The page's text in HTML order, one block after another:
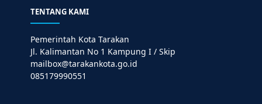
TENTANG KAMI
Pemerintah Kota Tarakan
Jl. Kalimantan No 1 Kampung I / Skip
mailbox@tarakankota.go.id
085179990551